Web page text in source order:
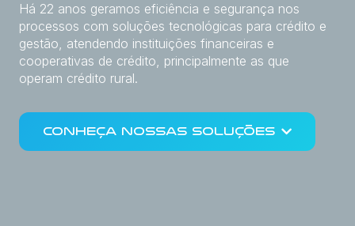
Há 22 anos geramos eficiência e segurança nos
processos com soluções tecnológicas para crédito e
gestão, atendendo instituições financeiras e
cooperativas de crédito, principalmente as que
operam crédito rural.
CONHEÇA NOSSAS SOLUÇÕES